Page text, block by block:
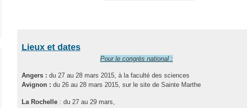
Lieux et dates
Pour le congrès national :
Angers : du 27 au 28 mars 2015, à la faculté des sciences
Avignon : du 26 au 28 mars 2015, sur le site de Sainte Marthe
La Rochelle: du 27 au 29 mars,